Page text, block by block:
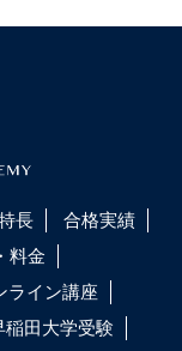
長
合格実績
料金
ライン講座
稲田大学受験